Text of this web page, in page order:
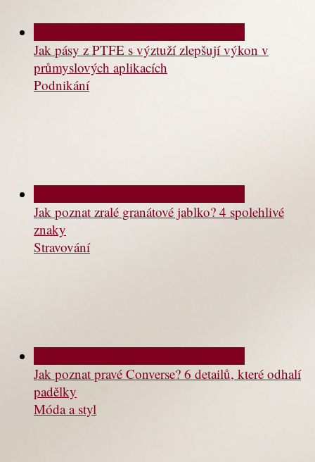
Jak pásy z PTFE s výztuží zlepšují výkon v
průmyslových aplikacích
Podnikání
Jak poznat zralé granátové jablko? 4 spolehlivé
znaky
Stravování
Jak poznat pravé Converse? 6 detailů, které odhalí
padělky
Móda a styl